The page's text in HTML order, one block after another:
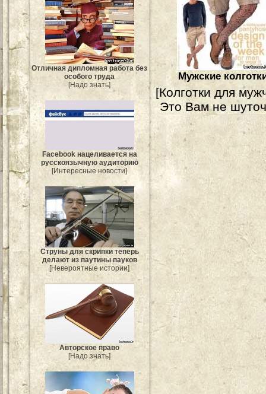
Отличная дипломная работа без
особого труда
[Надо знать]
Facebook нацеливается на
русскоязычную аудиторию
[Интересные новости]
Струны для скрипки теперь
делают из паутины пауков
[Невероятные истории]
Авторское право
[Надо знать]
Мужские
[Колготки для
Это Вам не